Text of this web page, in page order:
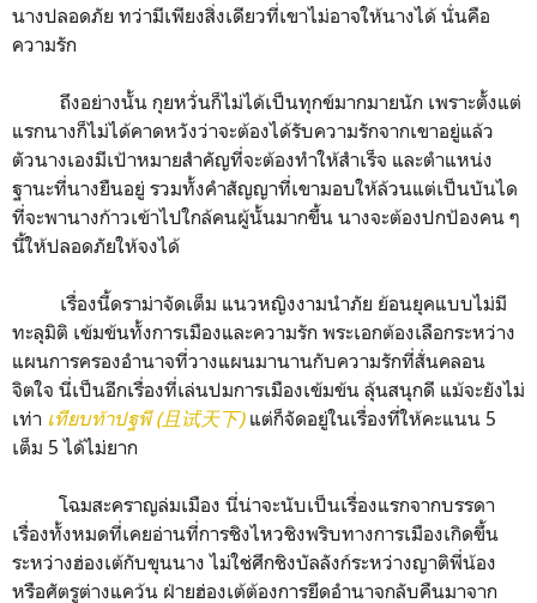
นางปลอดภัย ทว่ามีเพียงสิ่งเดียวที่เขาไม่อาจให้นางได้ นั่นคือ
ความรัก
ถึงอย่างนั้น กุยหวั่นก็ไม่ได้เป็นทุกข์มากมายนัก เพราะตั้งแต่
แรกนางก็ไม่ได้คาดหวังว่าจะต้องได้รับความรักจากเขาอยู่แล้ว
ตัวนางเองมีเป้าหมายสำคัญที่จะต้องทำให้สำเร็จ และตำแหน่ง
ฐานะที่นางยืนอยู่ รวมทั้งคำสัญญาที่เขามอบให้ล้วนแต่เป็นบันได
ที่จะพานางก้าวเข้าไปใกล้คนผู้นั้นมากขึ้น นางจะต้องปกป้องคน ๆ
นี้ให้ปลอดภัยให้จงได้
เรื่องนี้ดราม่าจัดเต็ม แนวหญิงงามนำภัย ย้อนยุคแบบไม่มี
ทะลุมิติ เข้มข้นทั้งการเมืองและความรัก พระเอกต้องเลือกระหว่าง
แผนการครองอำนาจที่วางแผนมานานกับความรักที่สั่นคลอน
จิตใจ นี่เป็นอีกเรื่องที่เล่นปมการเมืองเข้มข้น ลุ้นสนุกดี แม้จะยังไม่
เท่า เทียบท้าปฐพี (且试天下)แต่ก็จัดอยู่ในเรื่องที่ให้คะแนน 5
เต็ม 5 ได้ไม่ยาก
โฉมสะคราญล่มเมือง นี่น่าจะนับเป็นเรื่องแรกจากบรรดา
เรื่องทั้งหมดที่เคยอ่านที่การชิงไหวชิงพริบทางการเมืองเกิดขึ้น
ระหว่างฮ่องเต้กับขุนนาง ไม่ใช่ศึกชิงบัลลังก์ระหว่างญาติพี่น้อง
หรือศัตรูต่างแคว้น ฝ่ายฮ่องเต้ต้องการยึดอำนาจกลับคืนมาจาก